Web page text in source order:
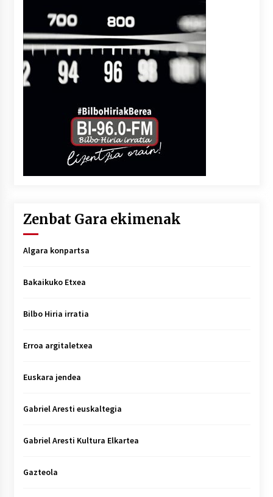
Zenbat Gara ekimenak
Algara konpartsa
Bakaikuko Etxea
Bilbo Hiria irratia
Erroa argitaletxea
Euskara jendea
Gabriel Aresti euskaltegia
Gabriel Aresti Kultura Elkartea
Gazteola